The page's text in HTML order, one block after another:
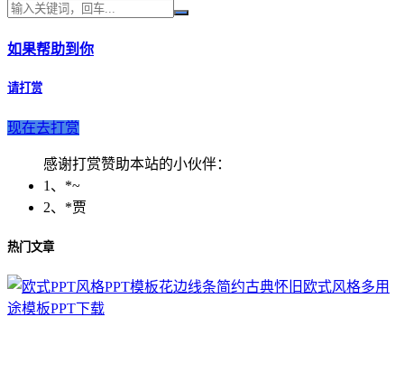
如果帮助到你
请打赏
现在去打赏
感谢打赏赞助本站的小伙伴：
1、*~
2、*贾
热门文章